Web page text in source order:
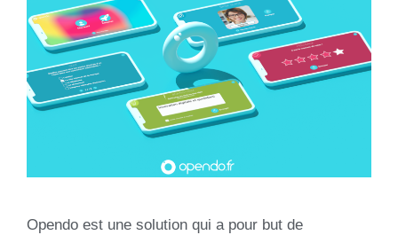
Opendo est une solution qui a pour but de